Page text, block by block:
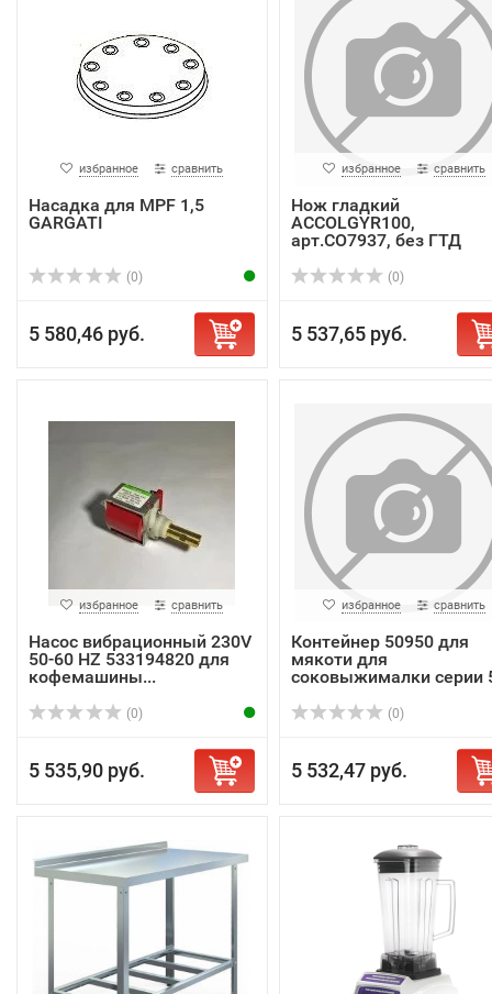
избранное сравнить
Насадка для MPF 1,5
GARGATI
(0)
5 580,46 руб.
избранное сравнить
Нож гладкий
ACCOLGYR100,
арт.CO7937, без ГТД
(0)
5 537,65 руб.
избранное сравнить
Насос вибрационный 230V
50-60 HZ 533194820 для
кофемашины...
(0)
5 535,90 руб.
избранное сравнить
Контейнер 50950 для
мякоти для
соковыжималки серии
(0)
5 532,47 руб.